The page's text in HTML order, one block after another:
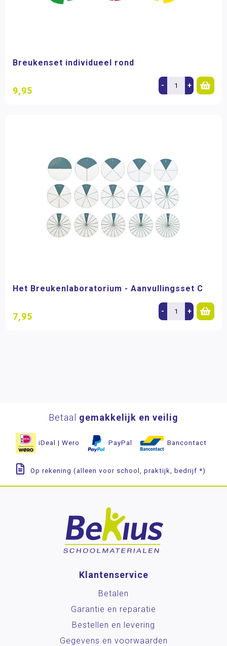
Breukenset individueel rond
9,95 - +
Het Breukenlaboratorium - Aanvullingsset C
7,95 - +
Betaal gemakkelijk en veilig
iDeal | Wero PayPal Bancontact
Op rekening (alleen voor school, praktijk, bedrijf *)
Klantenservice
Betalen
Garantie en reparatie
Bestellen en levering
Gegevens en voorwaarden